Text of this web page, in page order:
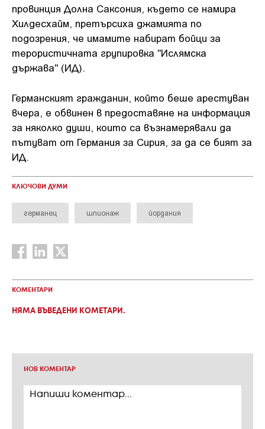
провинция Долна Саксония, където се намира
Хилдесхайм, претърсиха джамията по
подозрения, че имамите набират бойци за
терористичната групировка "Ислямска
държава" (ИД).
Германският гражданин, който беше арестуван
вчера, е обвинен в предоставяне на информация
за няколко души, които са възнамерявали да
пътуват от Германия за Сирия, за да се бият за
ИД.
КЛЮЧОВИ ДУМИ
германец шпионаж йордания
КОМЕНТАРИ
НЯМА ВЪВЕДЕНИ КОМЕТАРИ.
НОВ КОМЕНТАР